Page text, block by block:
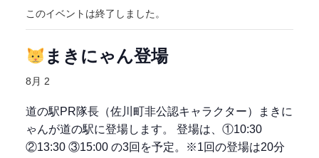
このイベントは終了しました。
まきにゃん登場
8月 2
道の駅PR隊長（佐川町非公認キャラクター）まきに
ゃんが道の駅に登場します。 登場は、①10:30
②13:30 ③15:00 の3回を予定。※1回の登場は20分